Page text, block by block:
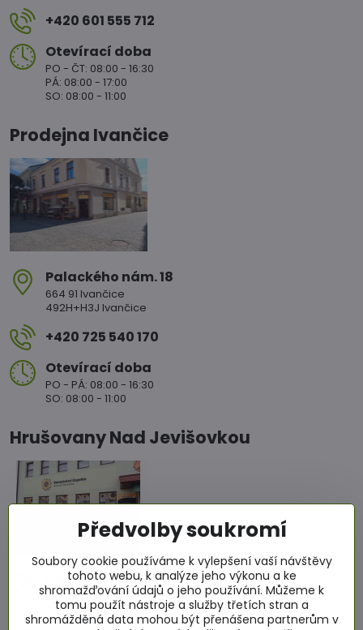
+420 601 555 712
Otevírací doba
PO - ČT: 08:00 - 16:30
PÁ: 08:00 - 17:00
SO: 08:00 - 11:00
Prodejna Ivančice
Palackého nám​. 18
664 91 Ivančice
492H+H3J Ivančice
+420 725 540 170
Otevírací doba
PO - PÁ: 08:00 - 16:30
SO: 08:00 - 11:00
Hrušovany Nad Jevišovkou
nám​. Míru 86
671 67 Hrušovany nad Jevišovkou
RCJ2+4WC Hrušovany nad Jevišovkou
Předvolby soukromí
Soubory cookie používáme k vylepšení vaší návštěvy
tohoto webu, k analýze jeho výkonu a ke
shromažďování údajů o jeho používání. Můžeme k
tomu použít nástroje a služby třetích stran a
shromážděná data mohou být přenášena partnerům v